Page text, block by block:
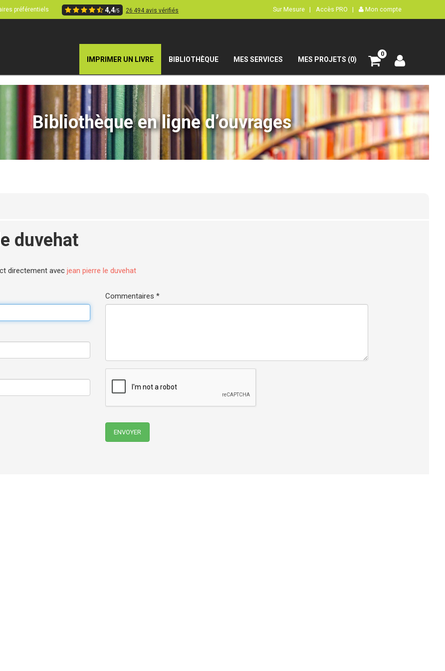
préférentiels 4,4/5 26 494 avis vérifiés Sur Mesure | Accès PRO | Mon compte
IMPRIMER UN LIVRE BIBLIOTHÈQUE MES SERVICES MES PROJETS (0)
0
Bibliothèque en ligne d’ouvrages
duvehat
directement avec jean pierre le duvehat
Commentaires *